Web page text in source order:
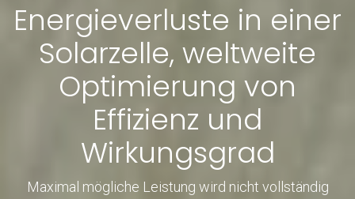
Energieverluste in einer
Solarzelle, weltweite
Optimierung von
Effizienz und
Wirkungsgrad
Maximal mögliche Leistung wird nicht vollständig